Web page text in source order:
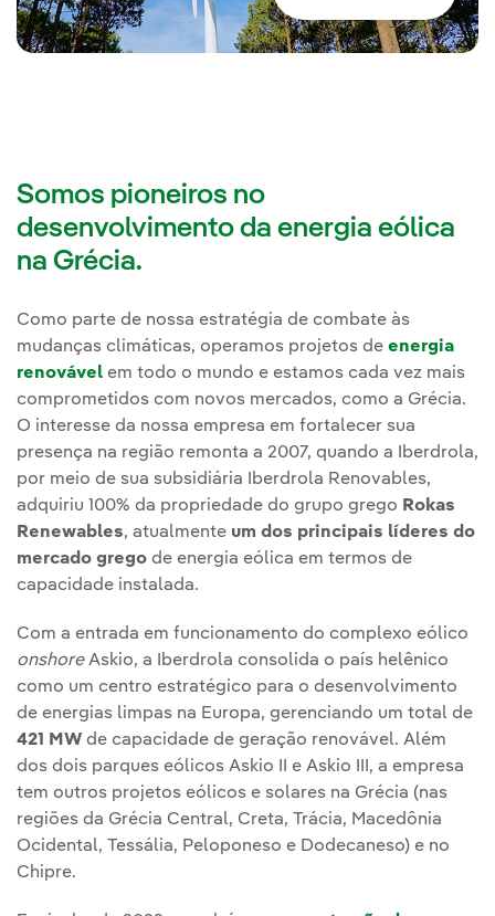
Somos pioneiros no
desenvolvimento da energia eólica
na Grécia.
Como parte de nossa estratégia de combate às
mudanças climáticas, operamos projetos de energia
renovável em todo o mundo e estamos cada vez mais
comprometidos com novos mercados, como a Grécia.
O interesse da nossa empresa em fortalecer sua
presença na região remonta a 2007, quando a Iberdrola,
por meio de sua subsidiária Iberdrola Renovables,
adquiriu 100% da propriedade do grupo grego Rokas
Renewables, atualmente um dos principais líderes do
mercado grego de energia eólica em termos de
capacidade instalada.
Com a entrada em funcionamento do complexo eólico
onshoreAskio, a Iberdrola consolida o país helênico
como um centro estratégico para o desenvolvimento
de energias limpas na Europa, gerenciando um total de
421 MW de capacidade de geração renovável. Além
dos dois parques eólicos Askio II e Askio III, a empresa
tem outros projetos eólicos e solares na Grécia (nas
regiões da Grécia Central, Creta, Trácia, Macedônia
Ocidental, Tessália, Peloponeso e Dodecaneso) e no
Chipre.